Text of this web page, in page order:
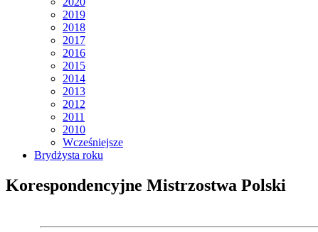
2019
2018
2017
2016
2015
2014
2013
2012
2011
2010
Wcześniejsze
Brydżysta roku
Korespondencyjne Mistrzostwa Polski